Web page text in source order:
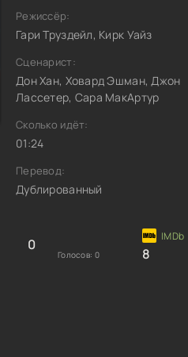
Режиссёр:
Гари Труздейл, Кирк Уайз
Сценарист:
Дон Хан, Ховард Эшман, Джон
Лассетер, Сара МакАртур
Сколько идёт:
01:24
Перевод:
Дублированный
0
Голосов: 0 8